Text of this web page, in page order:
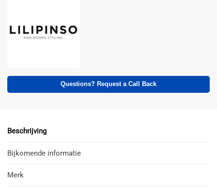
Questions? Request a Call Back
Beschrijving
Bijkomende informatie
Merk